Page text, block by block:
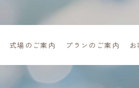
式場のご案内 プランのご案内